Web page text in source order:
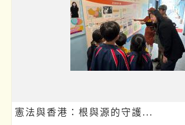
憲法與香港：根與源的守護...